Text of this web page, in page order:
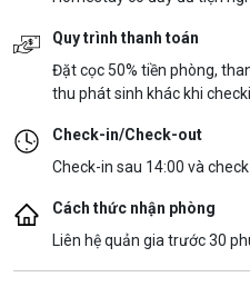
Quy trình thanh toán
Đặt cọc 50% tiền phòng,
thu phát sinh khác khi
Check-in/Check-out
Check-in sau 14:00 và
Cách thức nhận phòng
Liên hệ quản gia trước 30